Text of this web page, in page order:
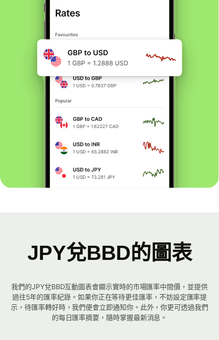
JPY兌BBD的圖表
我們的JPY兌BBD互動圖表會顯示實時的市場匯率中間價，並提供
過往5年的匯率紀錄。如果你正在等待更佳匯率，不妨設定匯率提
示，待匯率轉好時，我們便會立即通知你。此外，你更可透過我們
的每日匯率摘要，隨時掌握最新消息。